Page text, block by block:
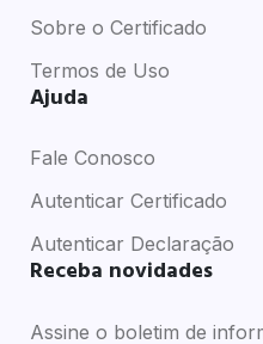
Sobre o Certificado
Termos de Uso
Ajuda
Fale Conosco
Autenticar Certificado
Autenticar Declaração
Receba novidades
Assine o boletim de